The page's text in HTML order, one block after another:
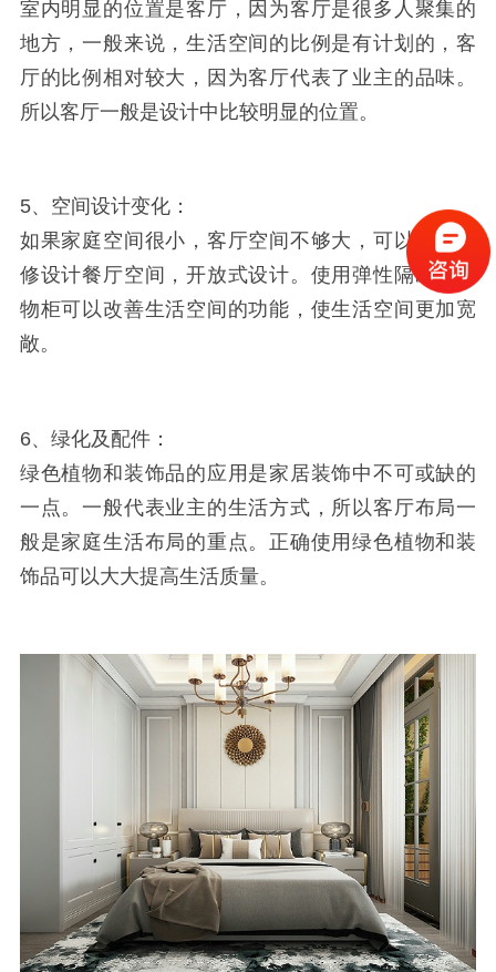
室内明显的位置是客厅，因为客厅是很多人聚集的
地方，一般来说，生活空间的比例是有计划的，客
厅的比例相对较大，因为客厅代表了业主的品味。
所以客厅一般是设计中比较明显的位置。
5、空间设计变化：
如果家庭空间很小，客厅空间不够大，可以家庭装
修设计餐厅空间，开放式设计。使用弹性隔断或储
物柜可以改善生活空间的功能，使生活空间更加宽
敞。
6、绿化及配件：
绿色植物和装饰品的应用是家居装饰中不可或缺的
一点。一般代表业主的生活方式，所以客厅布局一
般是家庭生活布局的重点。正确使用绿色植物和装
饰品可以大大提高生活质量。